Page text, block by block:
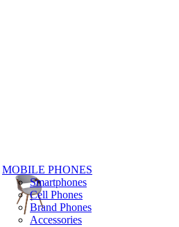
MOBILE PHONES
Smartphones
Cell Phones
Brand Phones
Accessories